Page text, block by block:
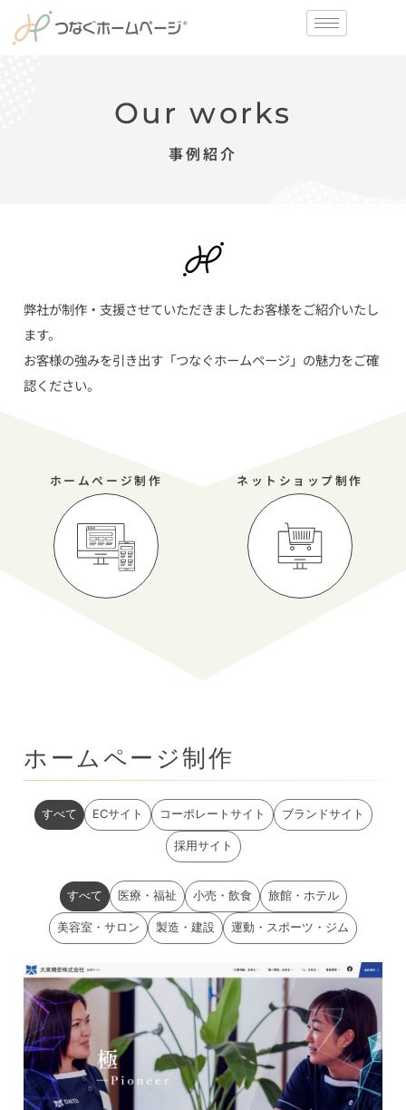
Our works
事例紹介
弊社が制作・支援させていただきましたお客様をご紹介いたし
ます。
お客様の強みを引き出す「つなぐホームページ」の魅力をご確
認ください。
ホームページ制作 ネットショップ制作
ホームページ制作
ECサイト コーポレートサイト ブランドサイト
採用サイト
すべて
医療・福祉 小売・飲食 旅館・ホテル
美容室・サロン 製造・建設 運動・スポーツ・ジム
すべて